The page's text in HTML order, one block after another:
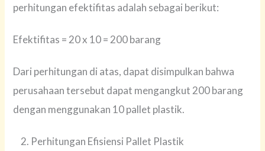
perhitungan efektifitas adalah sebagai berikut:
Efektifitas = 20 x 10 = 200 barang
Dari perhitungan di atas, dapat disimpulkan bahwa
perusahaan tersebut dapat mengangkut 200 barang
dengan menggunakan 10 pallet plastik.
Perhitungan Efisiensi Pallet Plastik